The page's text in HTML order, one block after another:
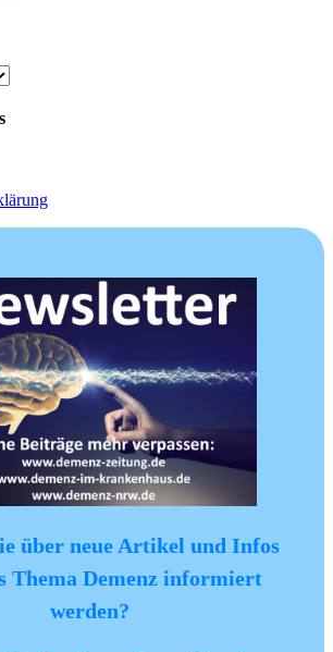
über neue Artikel und Infos
Thema Demenz informiert
werden?